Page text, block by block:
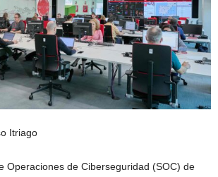
Itriago
Operaciones de Ciberseguridad (SOC) de